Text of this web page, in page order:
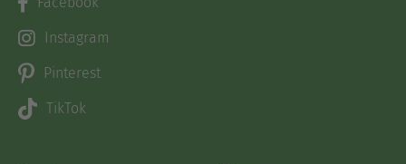
Instagram
Pinterest
TikTok